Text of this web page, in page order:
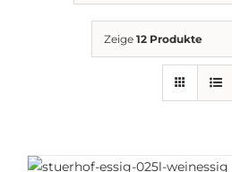
Getränkemarkt
Zeige 12 Produkte